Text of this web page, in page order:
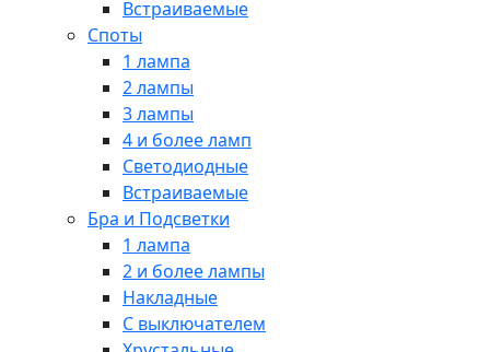
Встраиваемые
Споты
1 лампа
2 лампы
3 лампы
4 и более ламп
Светодиодные
Встраиваемые
Бра и Подсветки
1 лампа
2 и более лампы
Накладные
С выключателем